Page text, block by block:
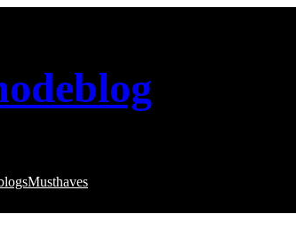
Musthaves